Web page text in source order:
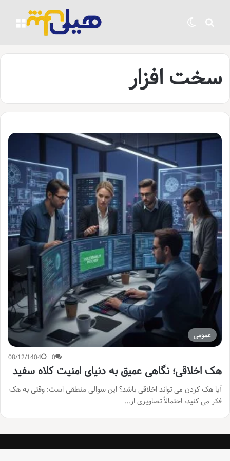
جستجو برای
سخت افزار
عمومی
08/12/1404 0
هک اخلاقی؛ نگاهی عمیق به دنیای امنیت کلاه سفید
آیا هک کردن می تواند اخلاقی باشد؟ این سوالی منطقی است: وقتی به هک
فکر می کنید، احتمالاً تصاویری از…